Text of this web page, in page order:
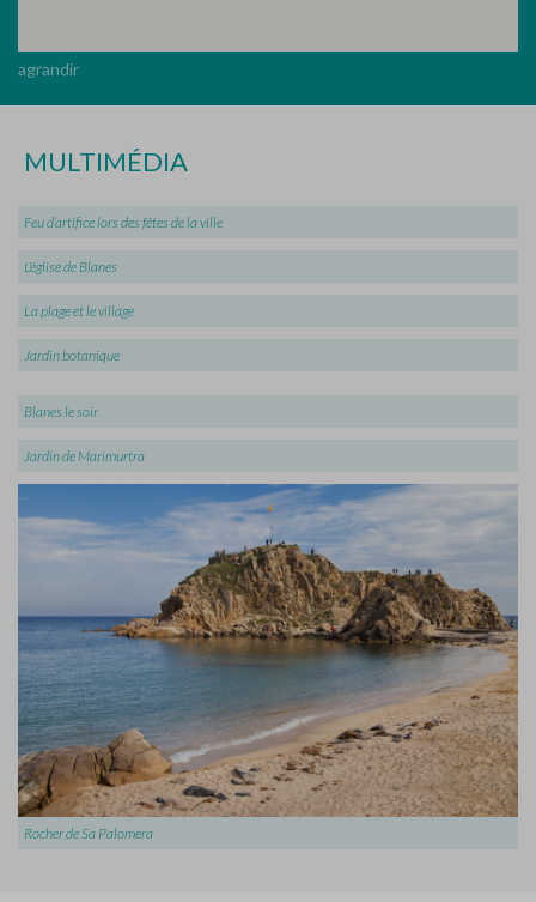
agrandir
MULTIMÉDIA
Feu d’artifice lors des fêtes de la ville
L'église de Blanes
La plage et le village
Jardin botanique
Blanes le soir
Jardin de Marimurtra
Rocher de Sa Palomera